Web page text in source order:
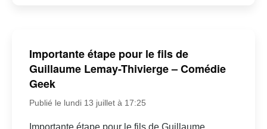
Importante étape pour le fils de
Guillaume Lemay-Thivierge – Comédie
Geek
Publié le lundi 13 juillet à 17:25
Importante étape pour le fils de Guillaume